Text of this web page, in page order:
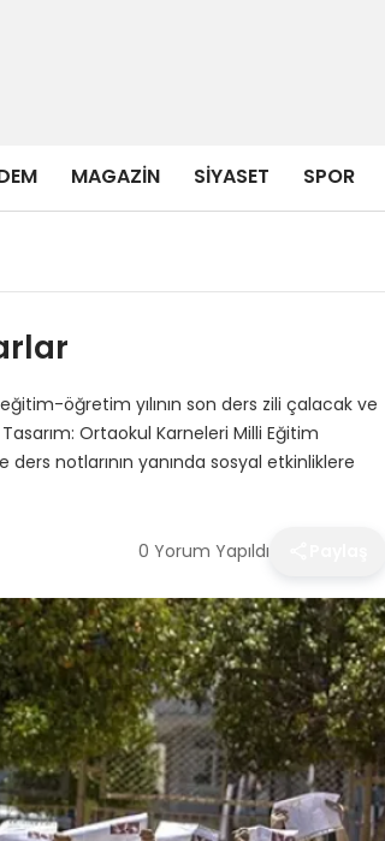
MAGAZIN SIYASET SPOR
öğretim yılının son ders zili çalacak ve
Ortaokul Karneleri Milli Eğitim
notlarının yanında sosyal etkinliklere
0 Yorum Yapıldı